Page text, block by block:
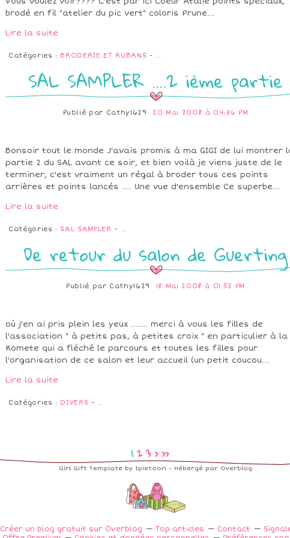
brodé en fil "atelier du pic vert" coloris Prune...
Lire la suite
Catégories : BRODERIE ET RUBANS - …
SAL SAMPLER ....2 ième partie
Publié par Cathy1629 20 Mai 2008 à 04:36 PM
Bonsoir tout le monde J'avais promis à ma GIGI de lui montrer
partie 2 du SAL avant ce soir, et bien voilà je viens juste de le
terminer, c'est vraiment un régal à broder tous ces points
arrières et points lancés .... Une vue d'ensemble Ce superbe...
Lire la suite
Catégories : SAL SAMPLER - …
De retour du salon de Guerting
Publié par Cathy1629 18 Mai 2008 à 01:52 PM
où j'en ai pris plein les yeux ....... merci à vous les filles de
l'association " à petits pas, à petites croix " en particulier à la
Komete qui a fléché le parcours et toutes les filles pour
l'organisation de ce salon et leur accueil (un petit coucou...
Lire la suite
Catégories : DIVERS - …
1 2 3 > >>
Girl Gift Template by Ipietoon - Hébergé par Overblog
Créer un blog gratuit sur Overblog Top articles Contact